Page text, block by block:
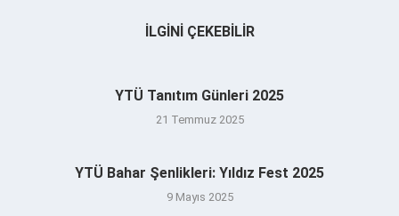
İLGINI ÇEKEBILIR
YTÜ Tanıtım Günleri 2025
21 Temmuz 2025
YTÜ Bahar Şenlikleri: Yıldız Fest 2025
9 Mayıs 2025